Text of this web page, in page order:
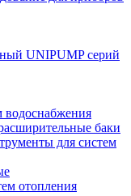
UNIPUMP серий
водоснабжения
баки
для систем
отопления